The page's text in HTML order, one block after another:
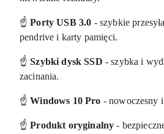
☝️Porty USB 3.0 - szybkie
pendrive i karty pamięci.
☝️Szybki dysk SSD - szybka i
zacinania.
☝️Windows 10 Pro - nowoczesny
☝️Produkt oryginalny -